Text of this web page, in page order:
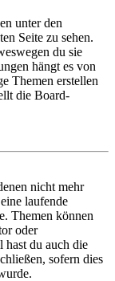
unter den
Seite zu sehen.
du sie
hängt es von
Themen erstellen
die Board-
nicht mehr
laufende
Themen können
oder
hast du auch die
sofern dies